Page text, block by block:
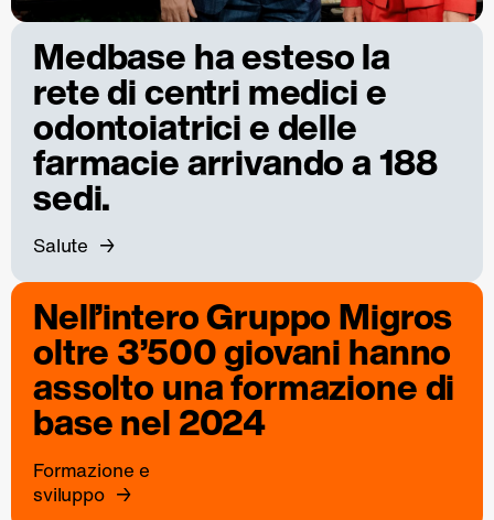
Medbase ha esteso la
rete di centri medici e
odontoiatrici e delle
farmacie arrivando a 188
sedi.
Salute
Nell’intero Gruppo Migros
oltre 3’500 giovani hanno
assolto una formazione di
base nel 2024
Formazione e
sviluppo